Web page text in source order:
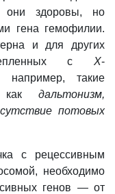
они здоровы, но
гена гемофилии.
и для других
с Х-
например, такие
дальтонизм,
потовых
с рецессивным
необходимо
генов — от